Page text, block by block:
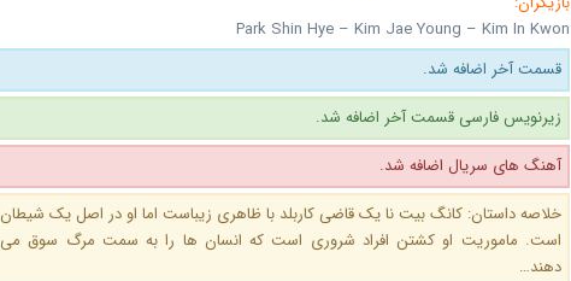
Park Shin Hye – Kim Jae Young – Kim In Kwon
قسمت آخر اضافه شد.
زیرنویس فارسی قسمت آخر اضافه شد.
آهنگ های سریال اضافه شد.
خلاصه داستان: کانگ بیت نا یک قاضی کاربلد با ظاهری زیباست اما او در اصل یک شیطان
است. ماموریت او کشتن افراد شروری است که انسان ها را به سمت مرگ سوق می
دهند…